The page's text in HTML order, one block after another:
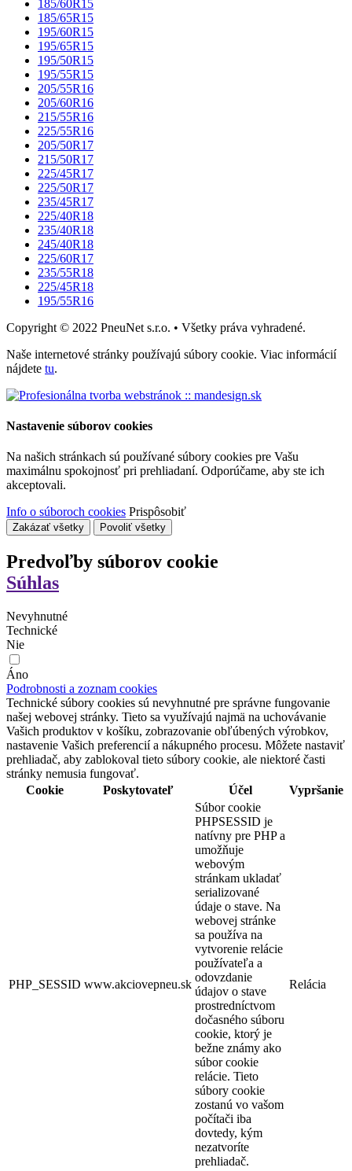
185/60R15
185/65R15
195/60R15
195/65R15
195/50R15
195/55R15
205/55R16
205/60R16
215/55R16
225/55R16
205/50R17
215/50R17
225/45R17
225/50R17
235/45R17
225/40R18
235/40R18
245/40R18
225/60R17
235/55R18
225/45R18
195/55R16
Copyright © 2022 PneuNet s.r.o. • Všetky práva vyhradené.
Naše internetové stránky používajú súbory cookie. Viac informácií
nájdete tu.
Nastavenie súborov cookies
Na našich stránkach sú používané súbory cookies pre Vašu
maximálnu spokojnosť pri prehliadaní. Odporúčame, aby ste ich
akceptovali.
Info o súboroch cookies Prispôsobiť
Zakázať všetky Povoliť všetky
Predvoľby súborov cookie
Súhlas
Nevyhnutné
Technické
Nie
Áno
Podrobnosti a zoznam cookies
Technické súbory cookies sú nevyhnutné pre správne fungovanie
našej webovej stránky. Tieto sa využívajú najmä na uchovávanie
Vašich produktov v košíku, zobrazovanie obľúbených výrobkov,
nastavenie Vašich preferencií a nákupného procesu. Môžete nastaviť
prehliadač, aby zablokoval tieto súbory cookie, ale niektoré časti
stránky nemusia fungovať.
Cookie
Poskytovateľ Účel Vypršanie
PHP_SESSID www.akciovepneu.sk
Súbor cookie
PHPSESSID je
natívny pre PHP a
umožňuje
webovým
stránkam ukladať
serializované
údaje o stave. Na
webovej stránke
sa používa na
vytvorenie relácie
používateľa a
odovzdanie
údajov o stave
prostredníctvom
dočasného súboru
cookie, ktorý je
bežne známy ako
súbor cookie
relácie. Tieto
súbory cookie
zostanú vo vašom
počítači iba
dovtedy, kým
nezatvoríte
prehliadač.
Relácia